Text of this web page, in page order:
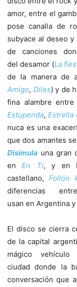
amor, entre el
pose canalla de
subyace al deseo y
de canciones
del desamor (La
de la manera de
Amigo, Diles) y de
fina alambre
Estupenda, Estrella
nuca es una
que dos amantes
Disimula una gran
enEn Ti, y en
castellano,Follón
diferencias
usan en Argentina
El disco se cierra
de la capital
mágico
ciudad donde la
conversación que